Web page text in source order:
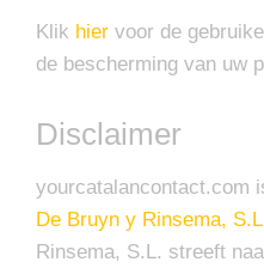
Klik hier voor de
de bescherming van uw
Disclaimer
yourcatalancontact.com
De Bruyn y Rinsema,
Rinsema, S.L. streeft